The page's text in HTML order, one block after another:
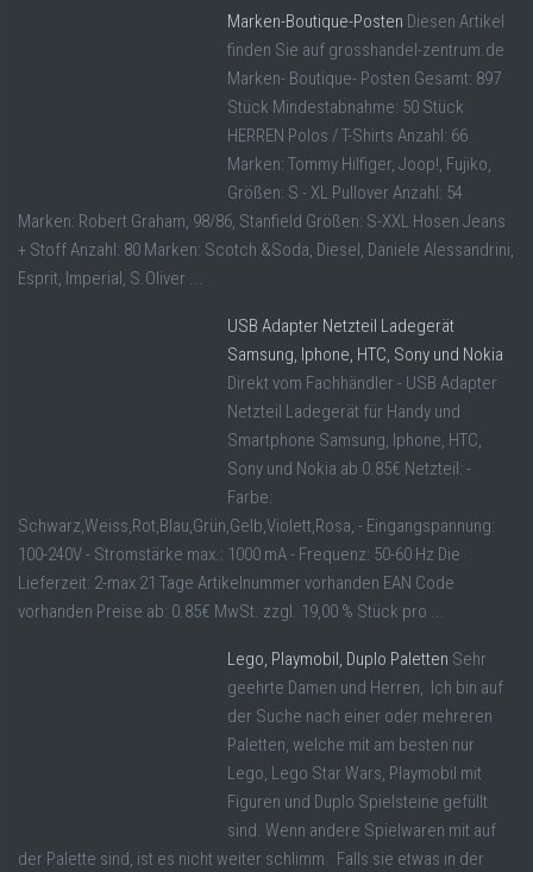
Marken-Boutique-Posten Diesen Artikel
finden Sie auf grosshandel-zentrum.de
Marken- Boutique- Posten Gesamt: 897
Stück Mindestabnahme: 50 Stück
HERREN Polos / T-Shirts Anzahl: 66
Marken: Tommy Hilfiger, Joop!, Fujiko,
Größen: S - XL Pullover Anzahl: 54
Marken: Robert Graham, 98/86, Stanfield Größen: S-XXL Hosen Jeans
+ Stoff Anzahl: 80 Marken: Scotch &Soda, Diesel, Daniele Alessandrini,
Esprit, Imperial, S.Oliver ...
USB Adapter Netzteil Ladegerät
Samsung, Iphone, HTC, Sony und Nokia
Direkt vom Fachhändler - USB Adapter
Netzteil Ladegerät für Handy und
Smartphone Samsung, Iphone, HTC,
Sony und Nokia ab 0.85€ Netzteil: -
Farbe:
Schwarz,Weiss,Rot,Blau,Grün,Gelb,Violett,Rosa, - Eingangspannung:
100-240V - Stromstärke max.: 1000 mA - Frequenz: 50-60 Hz Die
Lieferzeit: 2-max 21 Tage Artikelnummer vorhanden EAN Code
vorhanden Preise ab: 0.85€ MwSt. zzgl. 19,00 % Stück pro ...
Lego, Playmobil, Duplo Paletten Sehr
geehrte Damen und Herren, Ich bin auf
der Suche nach einer oder mehreren
Paletten, welche mit am besten nur
Lego, Lego Star Wars, Playmobil mit
Figuren und Duplo Spielsteine gefüllt
sind. Wenn andere Spielwaren mit auf
der Palette sind, ist es nicht weiter schlimm. Falls sie etwas in der